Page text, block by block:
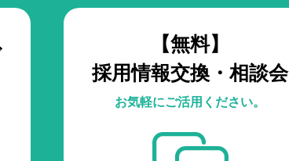
【無料】
採用情報交換・相談会
お気軽にご活用ください。